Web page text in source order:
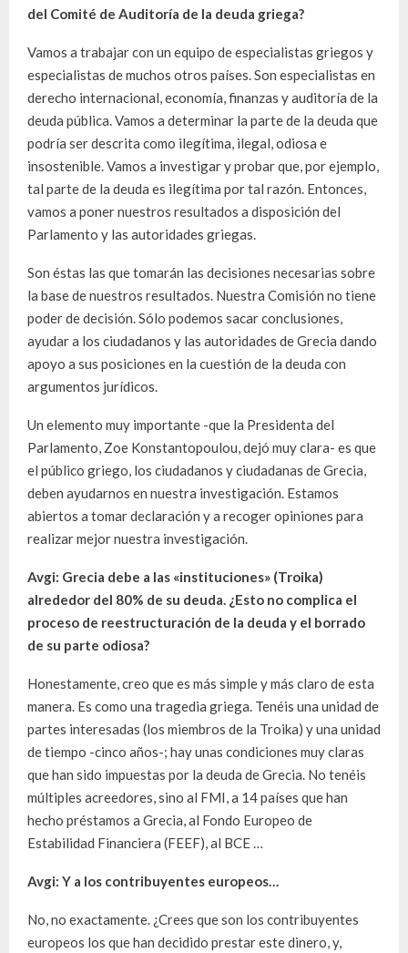
del Comité de Auditoría de la deuda griega?
Vamos a trabajar con un equipo de especialistas griegos y
especialistas de muchos otros países. Son especialistas en
derecho internacional, economía, finanzas y auditoría de la
deuda pública. Vamos a determinar la parte de la deuda que
podría ser descrita como ilegítima, ilegal, odiosa e
insostenible. Vamos a investigar y probar que, por ejemplo,
tal parte de la deuda es ilegítima por tal razón. Entonces,
vamos a poner nuestros resultados a disposición del
Parlamento y las autoridades griegas.
Son éstas las que tomarán las decisiones necesarias sobre
la base de nuestros resultados. Nuestra Comisión no tiene
poder de decisión. Sólo podemos sacar conclusiones,
ayudar a los ciudadanos y las autoridades de Grecia dando
apoyo a sus posiciones en la cuestión de la deuda con
argumentos jurídicos.
Un elemento muy importante -que la Presidenta del
Parlamento, Zoe Konstantopoulou, dejó muy clara- es que
el público griego, los ciudadanos y ciudadanas de Grecia,
deben ayudarnos en nuestra investigación. Estamos
abiertos a tomar declaración y a recoger opiniones para
realizar mejor nuestra investigación.
Avgi: Grecia debe a las «instituciones» (Troika)
alrededor del 80% de su deuda. ¿Esto no complica el
proceso de reestructuración de la deuda y el borrado
de su parte odiosa?
Honestamente, creo que es más simple y más claro de esta
manera. Es como una tragedia griega. Tenéis una unidad de
partes interesadas (los miembros de la Troika) y una unidad
de tiempo -cinco años-; hay unas condiciones muy claras
que han sido impuestas por la deuda de Grecia. No tenéis
múltiples acreedores, sino al FMI, a 14 países que han
hecho préstamos a Grecia, al Fondo Europeo de
Estabilidad Financiera (FEEF), al BCE …
Avgi: Y a los contribuyentes europeos…
No, no exactamente. ¿Crees que son los contribuyentes
europeos los que han decidido prestar este dinero, y,